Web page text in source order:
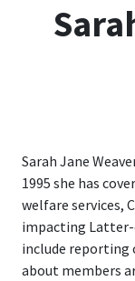
Sarah Jane
1995 she has
welfare services,
impacting Latter-
include reporting
about members